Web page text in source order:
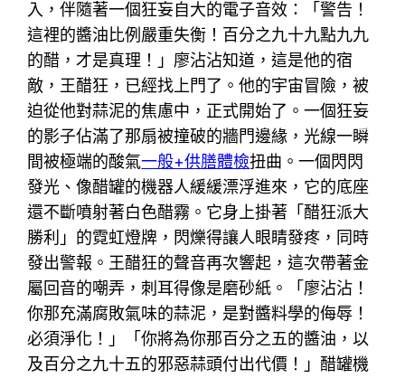
入，伴隨著一個狂妄自大的電子音效：「警告！
這裡的醬油比例嚴重失衡！百分之九十九點九九
的醋，才是真理！」廖沾沾知道，這是他的宿
敵，王醋狂，已經找上門了。他的宇宙冒險，被
迫從他對蒜泥的焦慮中，正式開始了。一個狂妄
的影子佔滿了那扇被撞破的牆門邊緣，光線一瞬
間被極端的酸氣一般+供膳體檢扭曲。一個閃閃
發光、像醋罐的機器人緩緩漂浮進來，它的底座
還不斷噴射著白色醋霧。它身上掛著「醋狂派大
勝利」的霓虹燈牌，閃爍得讓人眼睛發疼，同時
發出警報。王醋狂的聲音再次響起，這次帶著金
屬回音的嘲弄，刺耳得像是磨砂紙。「廖沾沾！
你那充滿腐敗氣味的蒜泥，是對醬料學的侮辱！
必須淨化！」「你將為你那百分之五的醬油，以
及百分之九十五的邪惡蒜頭付出代價！」醋罐機